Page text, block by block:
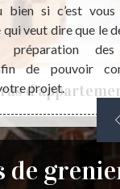
bien si c’est
veut dire que le
des
de pouvoir
projet.
de